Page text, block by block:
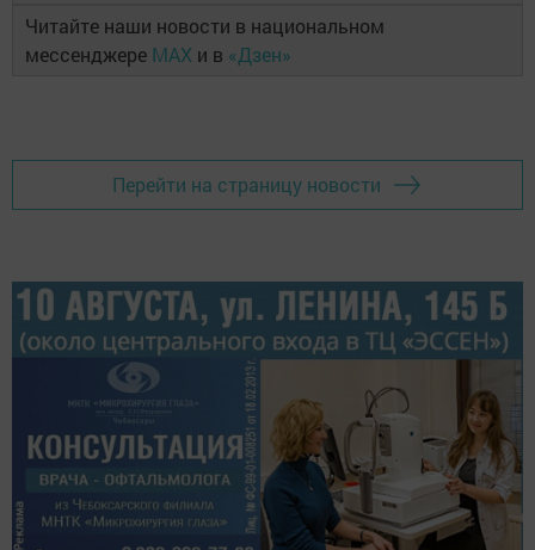
Читайте наши новости в национальном
мессенджере MAX и в «Дзен»
Перейти на страницу новости